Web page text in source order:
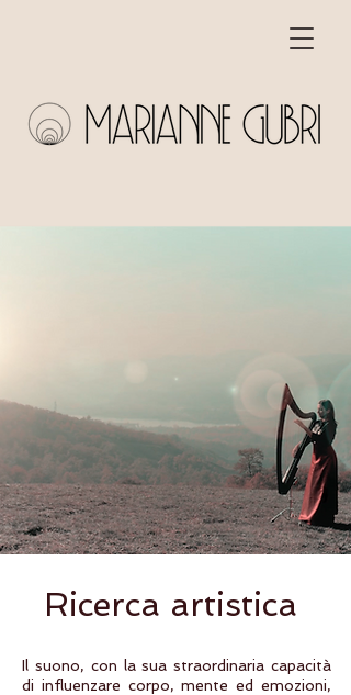
Ricerca artistica
Il suono, con la sua straordinaria capacità
di influenzare corpo, mente ed emozioni,